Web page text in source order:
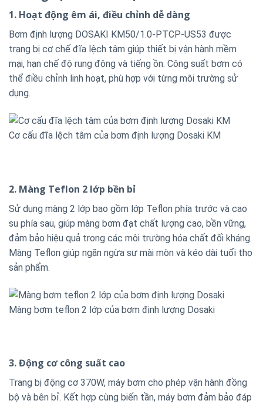
1. Hoạt động êm ái, điều chỉnh dễ dàng
Bơm định lượng DOSAKI KM50/1.0-PTCP-US53 được
trang bị cơ chế đĩa lệch tâm giúp thiết bị vận hành mềm
mại, hạn chế độ rung động và tiếng ồn. Công suất bơm có
thể điều chỉnh linh hoạt, phù hợp với từng môi trường sử
dụng.
Cơ cấu đĩa lệch tâm của bơm định lượng Dosaki KM
2. Màng Teflon 2 lớp bền bỉ
Sử dụng màng 2 lớp bao gồm lớp Teflon phía trước và cao
su phía sau, giúp màng bơm đạt chất lượng cao, bền vững,
đảm bảo hiệu quả trong các môi trường hóa chất đối kháng.
Màng Teflon giúp ngăn ngừa sự mài mòn và kéo dài tuổi thọ
sản phẩm.
Màng bơm teflon 2 lớp của bơm định lượng Dosaki
3. Động cơ công suất cao
Trang bị động cơ 370W, máy bơm cho phép vận hành đồng
bộ và bên bỉ. Kết hợp cùng biến tần, máy bơm đảm bảo đáp